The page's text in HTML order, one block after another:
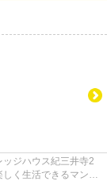
ジハウス紀三井寺2
く生活できるマンシ